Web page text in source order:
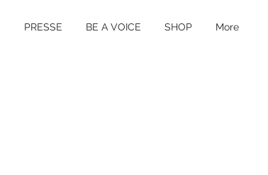
PRESSE BE A VOICE SHOP More